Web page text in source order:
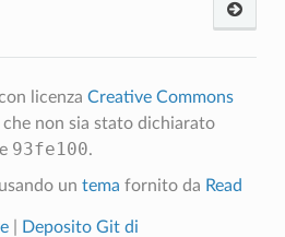
licenza Creative Commons
che non sia stato dichiarato
93fe100.
un tema fornito da Read
|
Deposito Git di